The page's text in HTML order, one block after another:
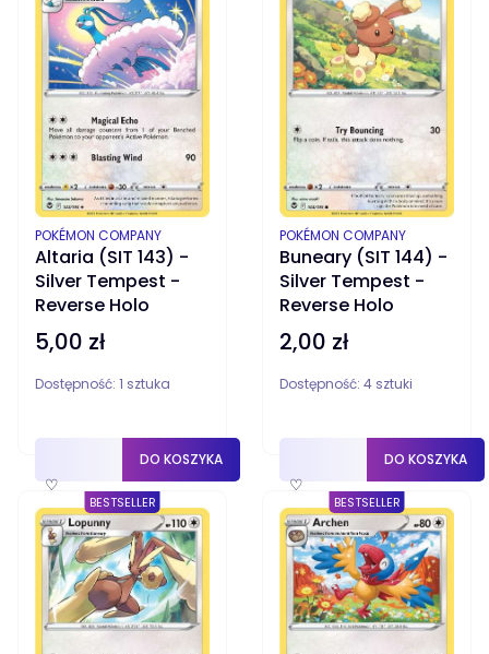
Altaria (SIT 143) -
Silver Tempest -
Reverse Holo
PRODUCENT
POKÉMON COMPANY
Cena
5,00 zł
Dostępność: 1 sztuka
♡
DO KOSZYKA
Buneary (SIT 144) -
Silver Tempest -
Reverse Holo
PRODUCENT
POKÉMON COMPANY
Cena
2,00 zł
Dostępność: 4 sztuki
♡
DO KOSZYKA
BESTSELLER BESTSELLER